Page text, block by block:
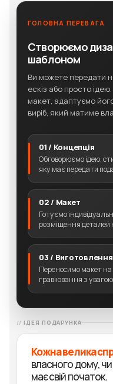
ГОЛОВНА ПЕРЕВАГА
Створюємо
шаблоном
Ви можете передати
ескіз або просто
макет, адаптуємо
виріб, який матиме
01 / Концепція
Обговорюємо ідею,
яку має передати
02 / Макет
Готуємо
розміщення деталей
03 / Виготовлення
Переносимо макет
гравіювання з
ІДЕЯ ПОДАРУНКА
Кожна велика
власного дому, чи
має свій початок.